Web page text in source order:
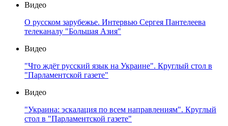
Видео
О русском зарубежье. Интервью Сергея Пантелеева
телеканалу "Большая Азия"
Видео
"Что ждёт русский язык на Украине". Круглый стол в
"Парламентской газете"
Видео
"Украина: эскалация по всем направлениям". Круглый
стол в "Парламентской газете"